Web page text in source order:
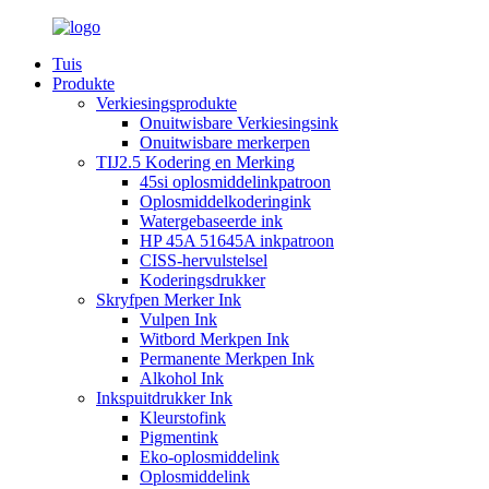
Tuis
Produkte
Verkiesingsprodukte
Onuitwisbare Verkiesingsink
Onuitwisbare merkerpen
TIJ2.5 Kodering en Merking
45si oplosmiddelinkpatroon
Oplosmiddelkoderingink
Watergebaseerde ink
HP 45A 51645A inkpatroon
CISS-hervulstelsel
Koderingsdrukker
Skryfpen Merker Ink
Vulpen Ink
Witbord Merkpen Ink
Permanente Merkpen Ink
Alkohol Ink
Inkspuitdrukker Ink
Kleurstofink
Pigmentink
Eko-oplosmiddelink
Oplosmiddelink